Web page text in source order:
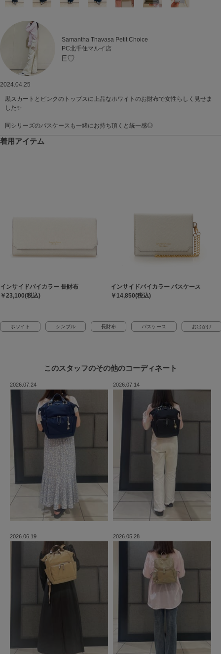
Samantha Thavasa Petit Choice
PC北千住マルイ店
E♡
2024.04.25
黒スカートとピンクのトップスに上品なホワイトのお財布で女性らしく見せま
した✨
同シリーズのパスケースも一緒にお持ち頂くと統一感◎
着用アイテム
インサイドバイカラー 長財布
￥23,100(税込)
インサイドバイカラー パスケース
￥14,850(税込)
ホワイト シンプル 長財布 パスケース お出かけ
このスタッフのその他のコーディネート
2026.07.24 2026.07.14
2026.06.19 2026.05.28